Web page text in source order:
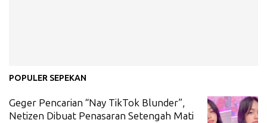
POPULER SEPEKAN
Geger Pencarian “Nay TikTok Blunder”,
Netizen Dibuat Penasaran Setengah Mati